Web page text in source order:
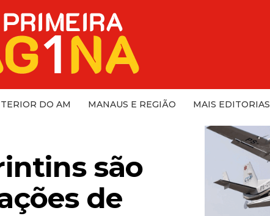
DO AM MANAUS E REGIÃO MAIS EDITORIAS
são
de